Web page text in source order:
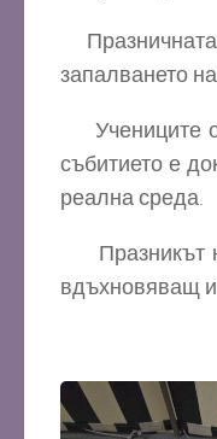
Празничната
запалването
Учениците
събитието е
реална среда.
Празникът
вдъхновяващ и